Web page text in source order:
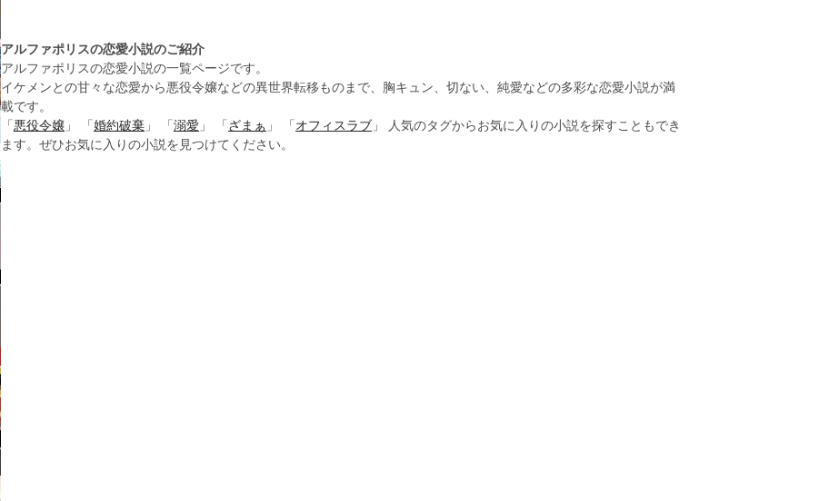
アルファポリスの恋愛小説のご紹介
アルファポリスの恋愛小説の一覧ページです。
イケメンとの甘々な恋愛から悪役令嬢などの異世界転移ものまで、胸キュン、切ない、純愛などの多彩な恋愛小説が満
載です。
「 悪役令嬢 」 「 婚約破棄 」 「 溺愛 」 「 ざまぁ 」 「 オフィスラブ 」 人気のタグからお気に入りの小説を探すこともでき
ます。ぜひお気に入りの小説を見つけてください。